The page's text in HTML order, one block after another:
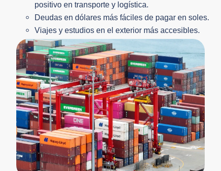
positivo en transporte y logística.
Deudas en dólares más fáciles de pagar en soles.
Viajes y estudios en el exterior más accesibles.